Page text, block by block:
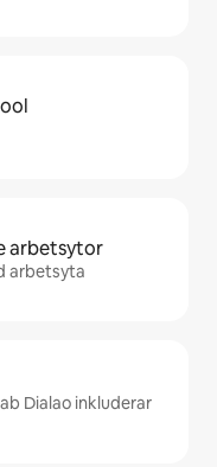
arbetsytor
arbetsyta
Dialao inkluderar